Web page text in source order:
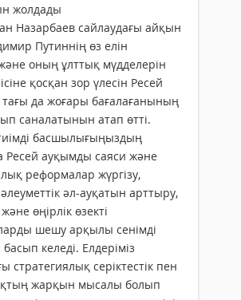
жолдады
Назарбаев сайлаудағы айқын
Путиннің өз елін
оның ұлттық мүдделерін
ісіне қосқан зор үлесін Ресей
да жоғары бағалағанының
саналатынын атап өтті.
басшылығыңыздың
Ресей ауқымды саяси және
реформалар жүргізу,
әл-ауқатын арттыру,
өңірлік өзекті
шешу арқылы сенімді
келеді. Елдеріміз
стратегиялық серіктестік пен
жарқын мысалы болып